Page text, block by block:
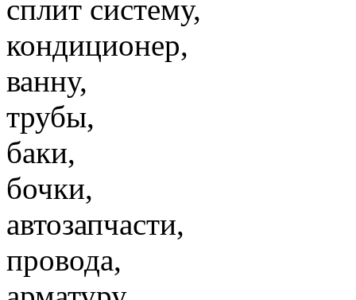
сплит систему,
кондиционер,
ванну,
трубы,
баки,
бочки,
автозапчасти,
провода,